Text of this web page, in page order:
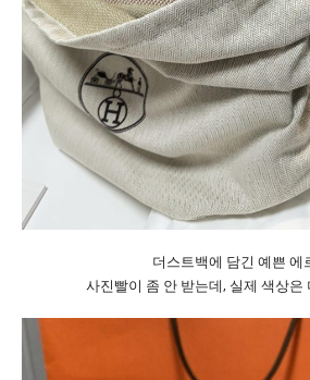
더스트백에 담긴 예쁜 에
사진빨이 좀 안 받는데, 실제 색상은